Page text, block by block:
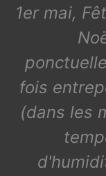
1er mai,
fois
(dans les